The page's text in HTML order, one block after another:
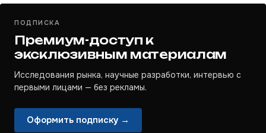
ПОДПИСКА
Премиум-доступ к
эксклюзивным материалам
Исследования рынка, научные разработки, интервью с
первыми лицами — без рекламы.
Оформить подписку →